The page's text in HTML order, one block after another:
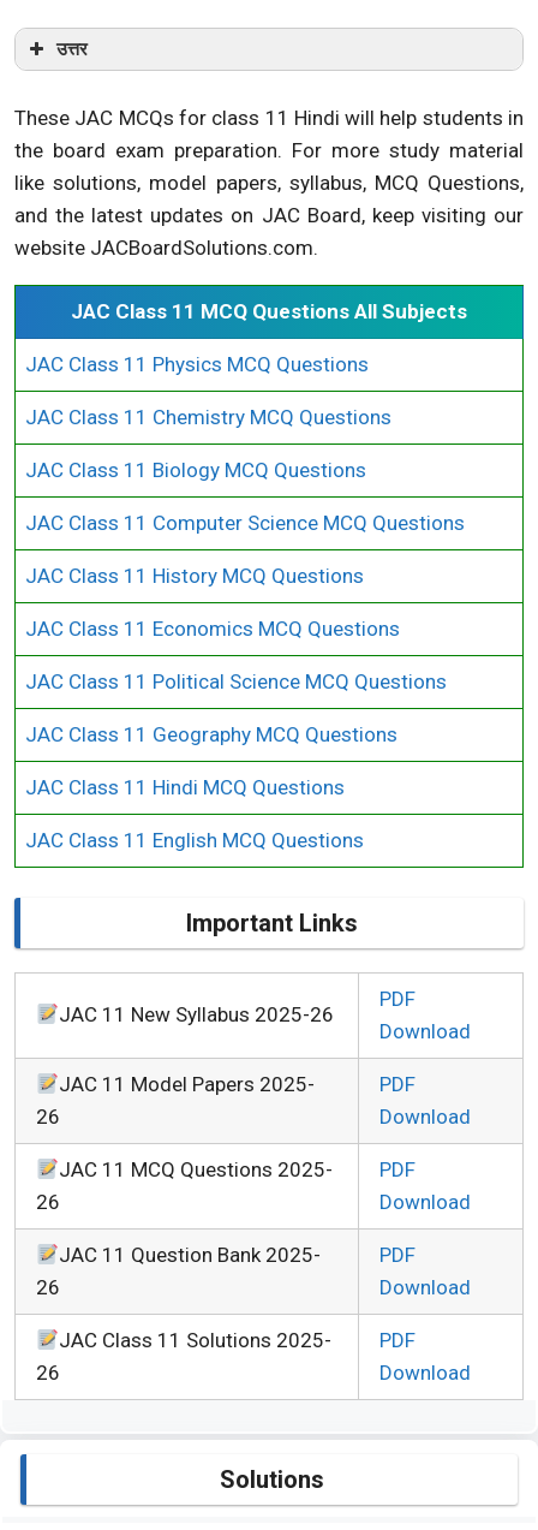
उत्तर
These JAC MCQs for class 11 Hindi will help students in
the board exam preparation. For more study material
like solutions, model papers, syllabus, MCQ Questions,
and the latest updates on JAC Board, keep visiting our
website JACBoardSolutions.com.
JAC Class 11 MCQ Questions All Subjects
JAC Class 11 Physics MCQ Questions
JAC Class 11 Chemistry MCQ Questions
JAC Class 11 Biology MCQ Questions
JAC Class 11 Computer Science MCQ Questions
JAC Class 11 History MCQ Questions
JAC Class 11 Economics MCQ Questions
JAC Class 11 Political Science MCQ Questions
JAC Class 11 Geography MCQ Questions
JAC Class 11 Hindi MCQ Questions
JAC Class 11 English MCQ Questions
Important Links
JAC 11 New Syllabus 2025-26
PDF
Download
JAC 11 Model Papers 2025-
26
PDF
Download
JAC 11 MCQ Questions 2025-
26
PDF
Download
JAC 11 Question Bank 2025-
26
PDF
Download
JAC Class 11 Solutions 2025-
26
PDF
Download
Solutions